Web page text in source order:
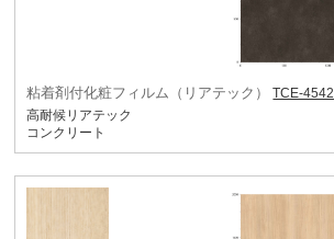
粘着剤付化粧フィルム（リアテック）
TCE-4542
高耐候リアテック
コンクリート